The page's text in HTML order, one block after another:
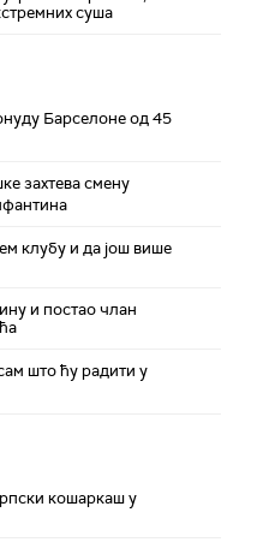
суша
Барселоне од 45
захтева смену
клубу и да још више
и постао члан
што ћу радити у
кошаркаш у